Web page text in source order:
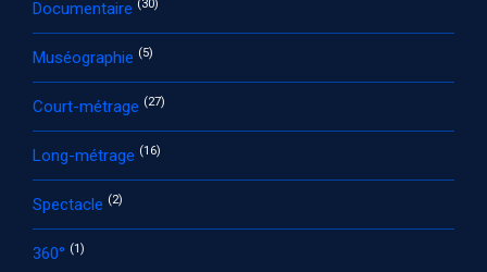
Documentaire (30)
Muséographie (5)
Court-métrage (27)
Long-métrage (16)
Spectacle (2)
360° (1)